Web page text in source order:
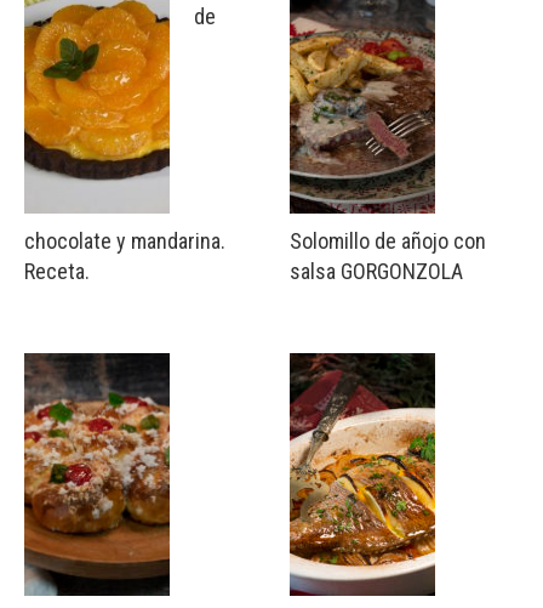
de
chocolate y mandarina.
Receta.
Solomillo de añojo con
salsa GORGONZOLA